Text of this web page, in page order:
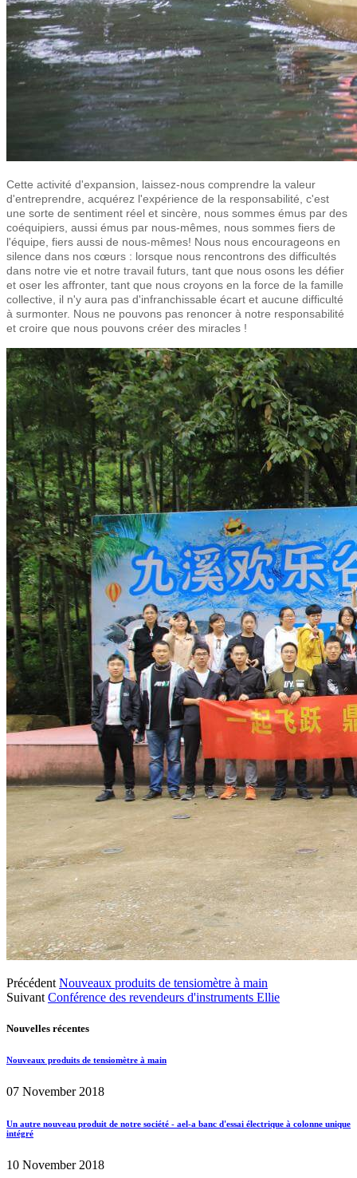
Cette activité d'expansion, laissez-nous comprendre la valeur
d'entreprendre, acquérez l'expérience de la responsabilité, c'est
une sorte de sentiment réel et sincère, nous sommes émus par des
coéquipiers, aussi émus par nous-mêmes, nous sommes fiers de
l'équipe, fiers aussi de nous-mêmes! Nous nous encourageons en
silence dans nos cœurs : lorsque nous rencontrons des difficultés
dans notre vie et notre travail futurs, tant que nous osons les défier
et oser les affronter, tant que nous croyons en la force de la famille
collective, il n'y aura pas d'infranchissable écart et aucune difficulté
à surmonter. Nous ne pouvons pas renoncer à notre responsabilité
et croire que nous pouvons créer des miracles !
Précédent Nouveaux produits de tensiomètre à main
Suivant Conférence des revendeurs d'instruments Ellie
Nouvelles récentes
Nouveaux produits de tensiomètre à main
07 November 2018
Un autre nouveau produit de notre société - ael-a banc d'essai électrique à colonne unique
intégré
10 November 2018